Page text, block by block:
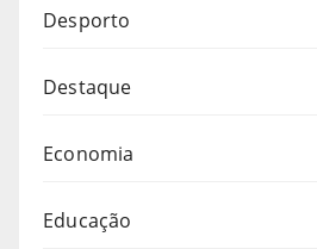
Desporto
Destaque
Economia
Educação